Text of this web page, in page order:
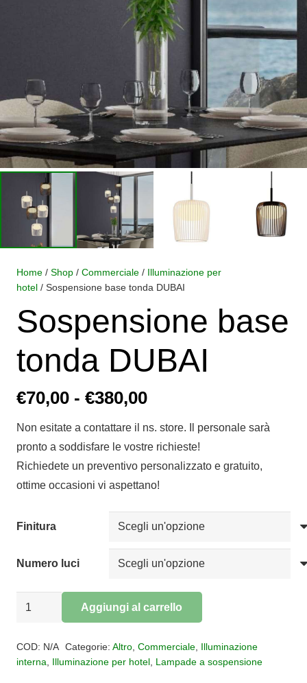
Home / Shop / Commerciale / Illuminazione per
hotel / Sospensione base tonda DUBAI
Sospensione base
tonda DUBAI
€70,00 - €380,00Fascia
prezzo:
da
€70,00
a
€380,00
Non esitate a contattare il ns. store. Il personale sarà
pronto a soddisfare le vostre richieste!
Richiedete un preventivo personalizzato e gratuito,
ottime occasioni vi aspettano!
Finitura
Numero luci
Sospensione
DUBAI
Aggiungi al carrello
COD: N/A Categorie: Altro, Commerciale, Illuminazione
interna
Illuminazione per hotel Lampade a sospensione